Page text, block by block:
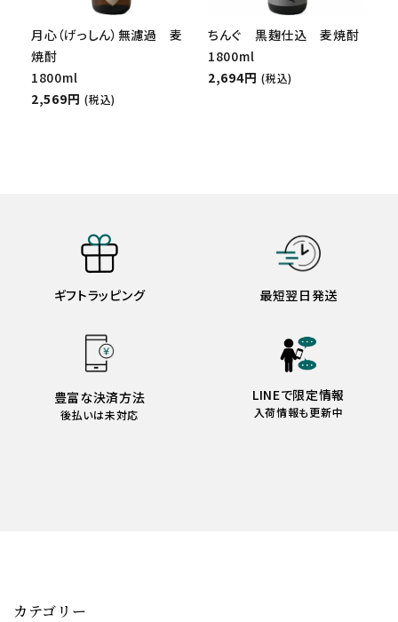
月心（げっしん）無濾過 麦
焼酎
1800ml
2,569円 (税込)
ちんぐ 黒麹仕込 麦焼酎
1800ml
2,694円 (税込)
ギフトラッピング 最短翌日発送
豊富な決済方法
後払いは未対応
LINEで限定情報
入荷情報も更新中
カテゴリー